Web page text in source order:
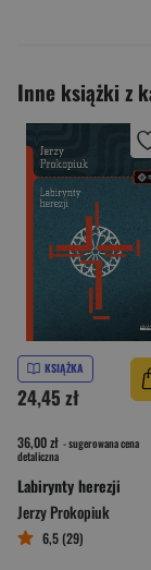
Inne książki z
KSIĄŻKA
24,45 zł
36,00 zł - sugerowana cena
detaliczna
Labirynty herezji
Jerzy Prokopiuk
6,5 (29)